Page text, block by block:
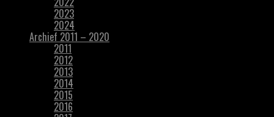
2023
2024
Archief 2011 – 2020
2011
2012
2013
2014
2015
2016